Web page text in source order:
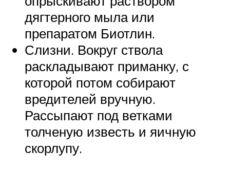
дягтерного мыла или
препаратом Биотлин.
Слизни. Вокруг ствола
раскладывают приманку, с
которой потом собирают
вредителей вручную.
Рассыпают под ветками
толченую известь и яичную
скорлупу.